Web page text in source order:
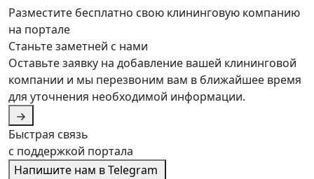
Разместите бесплатно свою клининговую компанию
на портале
Станьте заметней с нами
Оставьте заявку на добавление вашей клининговой
компании и мы перезвоним вам в ближайшее время
для уточнения необходимой информации.
Быстрая связь
с поддержкой портала
Напишите нам в Telegram